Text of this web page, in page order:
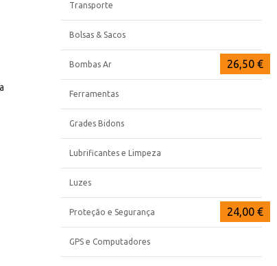
26,50 €
26,50 €
26,50 €
26,50 €
20,89 €
24,00 €
Transporte
Bolsas & Sacos
Bombas Ar
Ferramentas
Grades Bidons
Lubrificantes e Limpeza
Luzes
Proteção e Segurança
GPS e Computadores